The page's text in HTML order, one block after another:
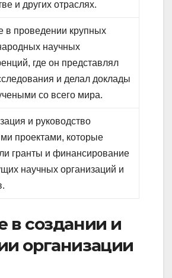
и других отраслях.
в проведении крупных
научных
где он представлял
и делал доклады
со всего мира.
и руководство
проектами, которые
гранты и финансирование
научных организаций и
в создании и
организации